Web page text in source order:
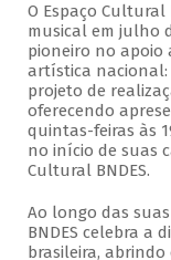
O Espaço Cultural
musical em julho
pioneiro no apoio
artística nacional:
projeto de
oferecendo
quintas-feiras às
no início de suas
Cultural BNDES.
Ao longo das
BNDES celebra a
brasileira,